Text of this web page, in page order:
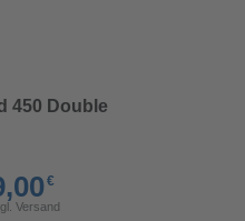
450 Double
€
Versand